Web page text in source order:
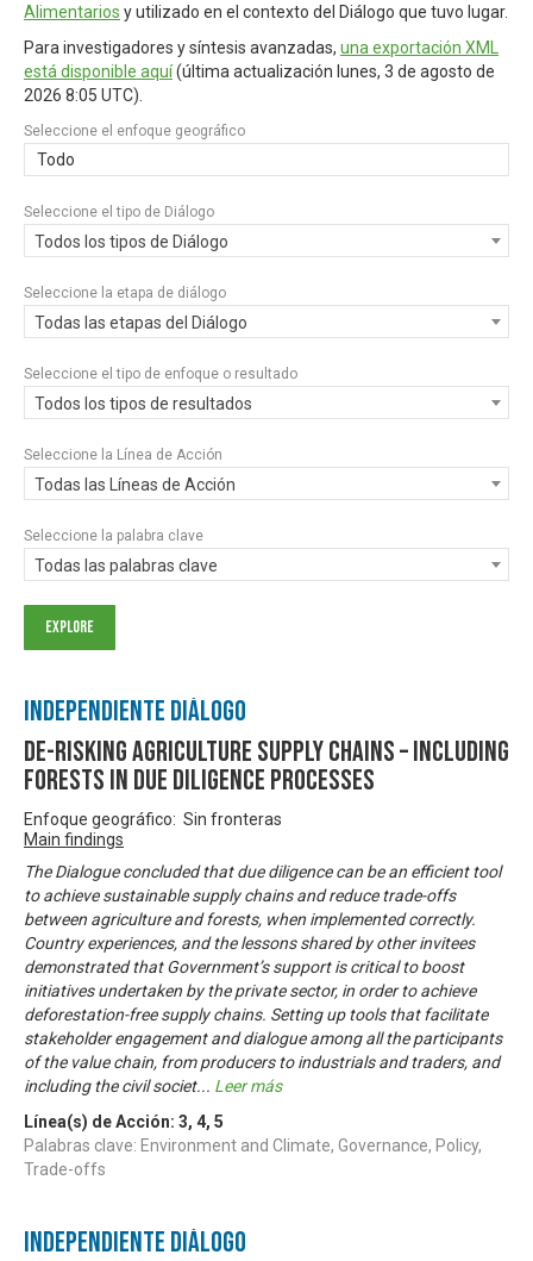
Alimentarios y utilizado en el contexto del Diálogo que tuvo lugar.
Para investigadores y síntesis avanzadas, una exportación XML
está disponible aquí(última actualización lunes, 3 de agosto de
2026 8:05 UTC).
Seleccione el enfoque geográfico
Todo
Seleccione el tipo de Diálogo
Todos los tipos de Diálogo
Seleccione la etapa de diálogo
Todas las etapas del Diálogo
Seleccione el tipo de enfoque o resultado
Todos los tipos de resultados
Seleccione la Línea de Acción
Todas las Líneas de Acción
Seleccione la palabra clave
Todas las palabras clave
Independiente Diálogo
De-risking agriculture supply chains – Including
forests in due diligence processes
Enfoque geográfico: Sin fronteras
Main findings
The Dialogue concluded that due diligence can be an efficient tool
to achieve sustainable supply chains and reduce trade-offs
between agriculture and forests, when implemented correctly.
Country experiences, and the lessons shared by other invitees
demonstrated that Government’s support is critical to boost
initiatives undertaken by the private sector, in order to achieve
deforestation-free supply chains. Setting up tools that facilitate
stakeholder engagement and dialogue among all the participants
of the value chain, from producers to industrials and traders, and
including the civil societ... Leer más
Línea(s) de Acción: 3, 4, 5
Palabras clave: Environment and Climate, Governance, Policy,
Trade-offs
Independiente Diálogo